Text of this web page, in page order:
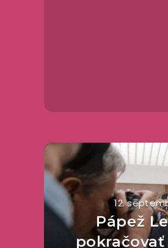
12.
Pápež